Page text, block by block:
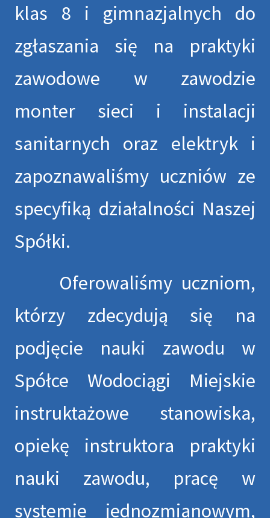
klas 8 i gimnazjalnych do
zgłaszania się na praktyki
zawodowe w zawodzie
monter sieci i instalacji
sanitarnych oraz elektryk i
zapoznawaliśmy uczniów ze
specyfiką działalności Naszej
Spółki.
Oferowaliśmy uczniom,
którzy zdecydują się na
podjęcie nauki zawodu w
Spółce Wodociągi Miejskie
instruktażowe stanowiska,
opiekę instruktora praktyki
nauki zawodu, pracę w
systemie jednozmianowym,